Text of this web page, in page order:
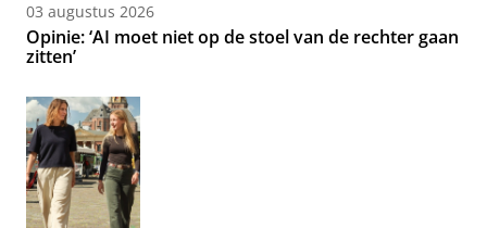
03 augustus 2026
Opinie: ‘AI moet niet op de stoel van de rechter gaan
zitten’